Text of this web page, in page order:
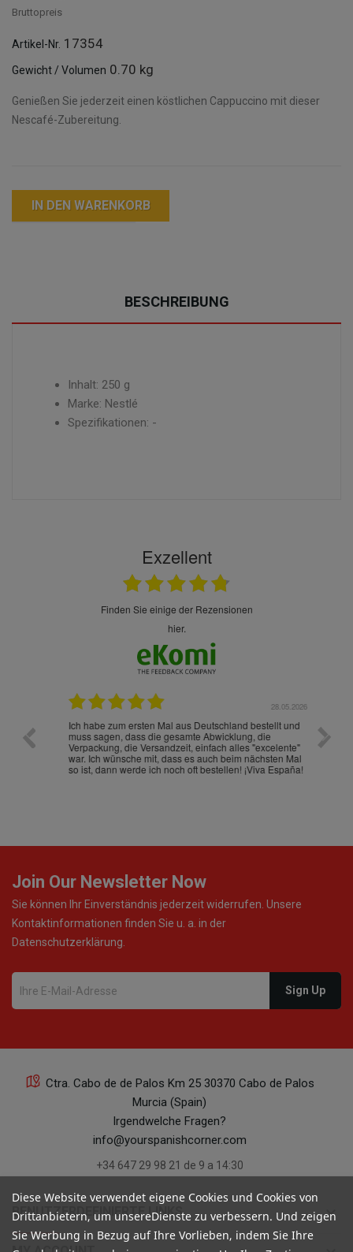
Bruttopreis
Artikel-Nr. 17354
Gewicht / Volumen 0.70 kg
Genießen Sie jederzeit einen köstlichen Cappuccino mit dieser
Nescafé-Zubereitung.
IN DEN WARENKORB
BESCHREIBUNG
Inhalt: 250 g
Marke: Nestlé
Spezifikationen: -
Exzellent
finden Sie einige der Rezensionen
hier.
28.05.2026
Ich habe zum ersten Mal aus Deutschland bestellt und
muss sagen, dass die gesamte Abwicklung, die
Verpackung, die Versandzeit, einfach alles "excelente"
war. Ich wünsche mit, dass es auch beim nächsten Mal
so ist, dann werde ich noch oft bestellen! ¡Viva España!
Die
gut
ist
Join Our Newsletter Now
Sie können Ihr Einverständnis jederzeit widerrufen. Unsere
Kontaktinformationen finden Sie u. a. in der
Datenschutzerklärung.
Ctra. Cabo de de Palos Km 25 30370 Cabo de Palos
Murcia (Spain)
Irgendwelche Fragen?
info@yourspanishcorner.com
+34 647 29 98 21 de 9 a 14:30
BENUTZERDEFINIERTE LINKS keyboard_arrow_down
Diese Website verwendet eigene Cookies und Cookies von
Drittanbietern, um unsereDienste zu verbessern. Und zeigen
Sie Werbung in Bezug auf Ihre Vorlieben, indem Sie Ihre